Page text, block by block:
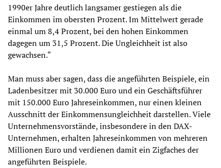
1990er Jahre deutlich langsamer gestiegen als die
Einkommen im obersten Prozent. Im Mittelwert gerade
einmal um 8,4 Prozent, bei den hohen Einkommen
dagegen um 31,5 Prozent. Die Ungleichheit ist also
gewachsen.“
Man muss aber sagen, dass die angeführten Beispiele, ein
Ladenbesitzer mit 30.000 Euro und ein Geschäftsführer
mit 150.000 Euro Jahreseinkommen, nur einen kleinen
Ausschnitt der Einkommensungleichheit darstellen. Viele
Unternehmensvorstände, insbesondere in den DAX-
Unternehmen, erhalten Jahreseinkommen von mehreren
Millionen Euro und verdienen damit ein Zigfaches der
angeführten Beispiele.